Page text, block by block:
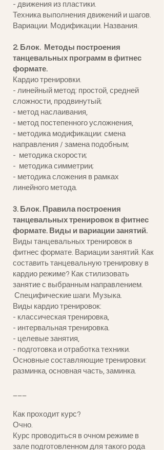
- движения из пластики.
Техника выполнения движений и шагов.
Вариации. Модификации. Названия.
2. Блок. Методы построения
танцевальных программ в фитнес
формате.
Кардио тренировки.
- линейный метод: простой, средней
сложности, продвинутый;
- метод наслаивания,
- метод постепенного усложнения,
- методика модификации: смена
направления / замена подобным;
- методика скорости;
- методика симметрии;
- методика сложения в рамках
линейного метода.
3. Блок. Правила построения
танцевальных тренировок в фитнес
формате. Виды и вариации занятий.
Виды танцевальных тренировок в
фитнес формате. Вариации занятий. Как
составить танцевальную тренировку в
кардио режиме? Как стилизовать
занятие с выбранным направлением.
Специфические шаги. Музыка.
Виды кардио тренировок:
- классическая тренировка,
- интервальная тренировка.
- целевые занятия,
- подготовка и отработка техники.
Основные составляющие тренировки:
разминка, основная часть, заминка.
Как проходит курс?
Очно.
Курс проводиться в очном режиме в
зале подготовленном для такого рода